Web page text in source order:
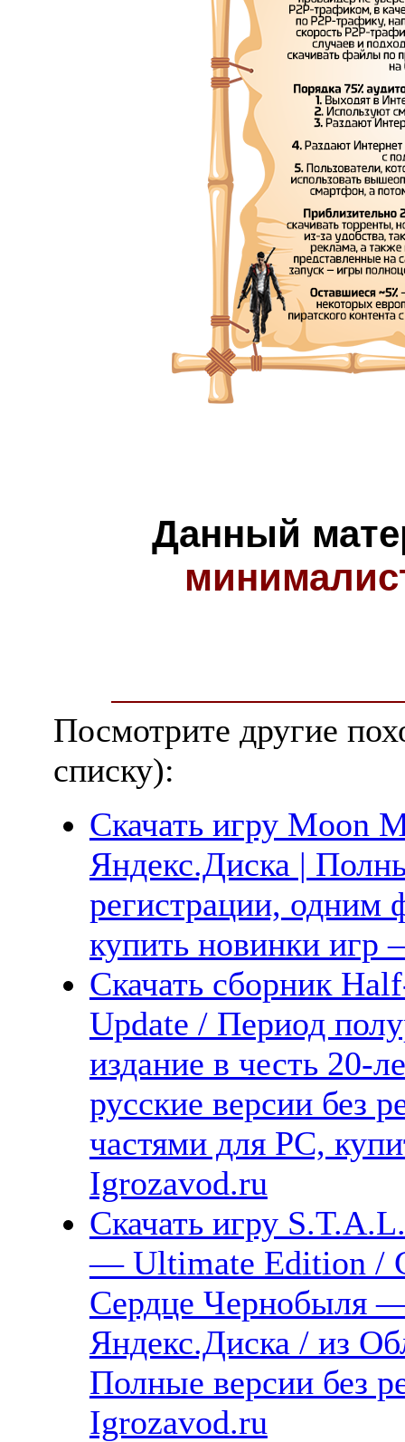
Данный
Посмотрите другие
списку):
Скачать игру Moon
Яндекс.Диска |
регистрации, одним
купить новинки
Скачать сборник
Update / Период
издание в честь 20-
русские версии без
частями для PC,
Igrozavod.ru
Скачать игру
— Ultimate Edition /
Сердце Чернобыля
Яндекс.Диска / из
Полные версии без
Igrozavod.ru